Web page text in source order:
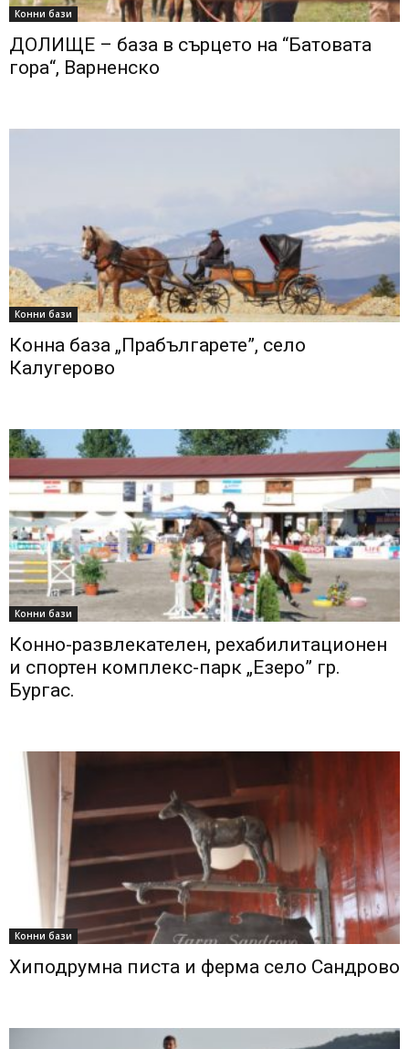
Конни бази
ДОЛИЩЕ – база в сърцето на “Батовата
гора“, Варненско
Конни бази
Конна база „Прабългарете”, село
Калугерово
Конни бази
Конно-развлекателен, рехабилитационен
и спортен комплекс-парк „Езеро” гр.
Бургас.
Конни бази
Хиподрумна писта и ферма село Сандрово